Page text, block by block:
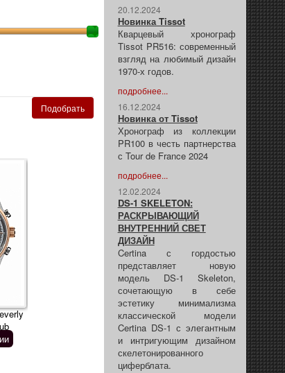
20.12.2024
Новинка Tissot
Кварцевый хронограф
Tissot PR516: современный
взгляд на любимый дизайн
1970-х годов.
подробнее...
16.12.2024
Новинка от Tissot
Хронограф из коллекции
PR100 в честь партнерства
с Tour de France 2024
подробнее...
12.02.2024
DS-1 SKELETON:
РАСКРЫВАЮЩИЙ
ВНУТРЕННИЙ СВЕТ
ДИЗАЙН
Certina с гордостью
представляет новую
модель DS-1 Skeleton,
сочетающую в себе
эстетику минимализма
классической модели
Certina DS-1 с элегантным
и интригующим дизайном
скелетонированного
циферблата.